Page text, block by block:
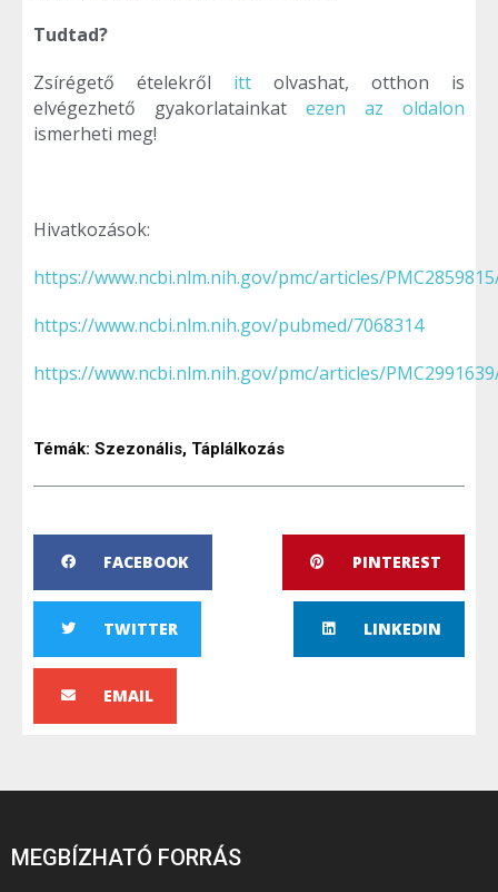
Tudtad?
Zsírégető ételekről itt olvashat, otthon is
elvégezhető gyakorlatainkat ezen az oldalon
ismerheti meg!
Hivatkozások:
https://www.ncbi.nlm.nih.gov/pmc/articles/
https://www.ncbi.nlm.nih.gov/pubmed/7068314
https://www.ncbi.nlm.nih.gov/pmc/articles/
Témák: Szezonális, Táplálkozás
FACEBOOK PINTEREST
TWITTER LINKEDIN
EMAIL
MEGBÍZHATÓ FORRÁS